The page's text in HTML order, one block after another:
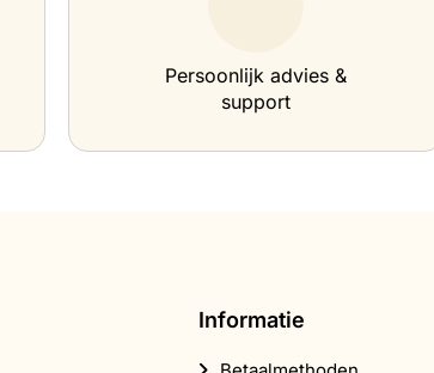
Persoonlijk advies &
support
Informatie